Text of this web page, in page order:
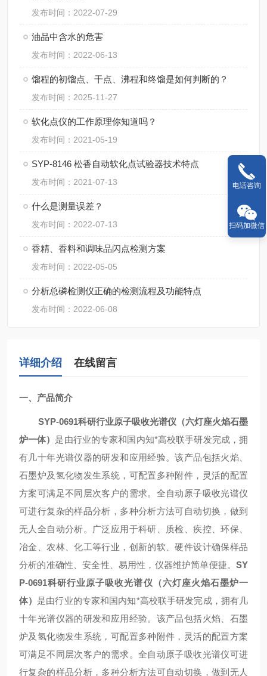
发布时间：2022-07-29
油品中含水的危害
发布时间：2022-06-13
馏程的初馏点、干点、沸程和终馏是如何判断的？
发布时间：2025-11-27
软化点仪的工作原理你知道吗？
发布时间：2021-05-19
SYP-8146 松香自动软化点试验器技术特点
发布时间：2021-07-13
什么是测量误差？
发布时间：2022-07-13
香精、香料和调味品闪点检测方案
发布时间：2022-05-05
分析总磷检测仪正确的检测流程及功能特点
发布时间：2022-06-08
详细介绍 在线留言
一、产品简介
SYP-0691科研行业原子吸收光谱仪 （六灯座火焰石墨
炉一体） 是由行业的专家和国内知*高校联手研发完成，拥
有几十年光谱仪器的研发和应用经验。该产品包括火焰、
石墨炉及氢化物发生系统，可配置多种附件，灵活的配置
方案可满足不同层次客户的需求。全自动原子吸收光谱仪
可进行复杂的样品分析，多种分析方法可自动切换，做到
无人全自动分析。广泛应用于科研、质检、疾控、环保、
冶金、农林、化工等行业，创新的软、硬件设计确保样品
分析的准确性、安全性、易用性，仪器维护简单便捷。 SY
P-0691科研行业原子吸收光谱仪 （六灯座火焰石墨炉一
体） 是由行业的专家和国内知*高校联手研发完成，拥有几
十年光谱仪器的研发和应用经验。该产品包括火焰、石墨
炉及氢化物发生系统，可配置多种附件，灵活的配置方案
可满足不同层次客户的需求。全自动原子吸收光谱仪可进
行复杂的样品分析，多种分析方法可自动切换，做到无人
电话咨询
扫码加微信